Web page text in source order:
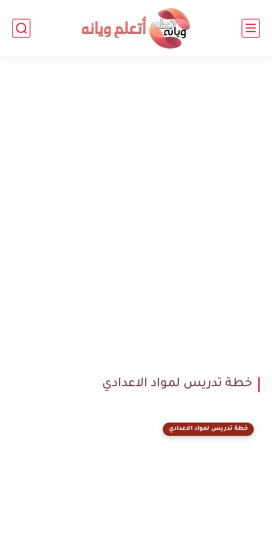
خطة تدريس لمواد الاعدادي
خطة تدريس لمواد الاعدادي